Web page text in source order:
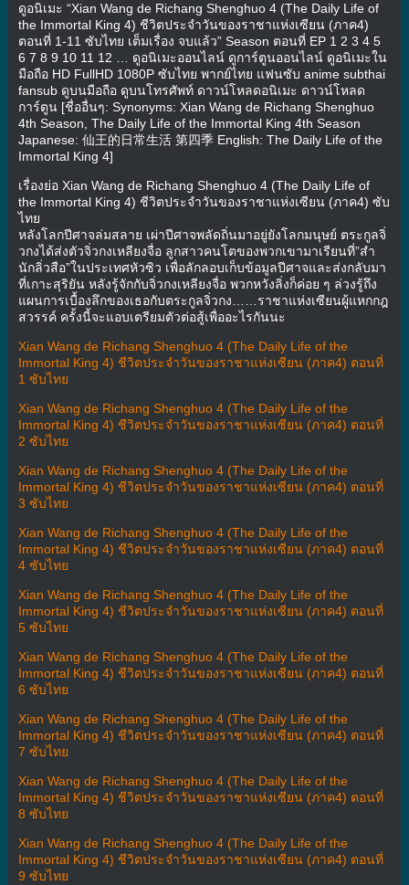
ดูอนิเมะ “Xian Wang de Richang Shenghuo 4 (The Daily Life of
the Immortal King 4) ชีวิตประจำวันของราชาแห่งเซียน (ภาค4)
ตอนที่ 1-11 ซับไทย เต็มเรื่อง จบแล้ว” Season ตอนที่ EP 1 2 3 4 5
6 7 8 9 10 11 12 … ดูอนิเมะออนไลน์ ดูการ์ตูนออนไลน์ ดูอนิเมะใน
มือถือ HD FullHD 1080P ซับไทย พากย์ไทย แฟนซับ anime subthai
fansub ดูบนมือถือ ดูบนโทรศัพท์ ดาวน์โหลดอนิเมะ ดาวน์โหลด
การ์ตูน [ชื่ออื่นๆ: Synonyms: Xian Wang de Richang Shenghuo
4th Season, The Daily Life of the Immortal King 4th Season
Japanese: 仙王的日常生活 第四季 English: The Daily Life of the
Immortal King 4]
เรื่องย่อ Xian Wang de Richang Shenghuo 4 (The Daily Life of
the Immortal King 4) ชีวิตประจำวันของราชาแห่งเซียน (ภาค4) ซับ
ไทย
หลังโลกปีศาจล่มสลาย เผ่าปีศาจพลัดถิ่นมาอยู่ยังโลกมนุษย์ ตระกูลจิ่
วกงได้ส่งตัวจิ่วกงเหลียงจื่อ ลูกสาวคนโตของพวกเขามาเรียนที่”สำ
นักลิ่วสือ”ในประเทศหัวซิว เพื่อลักลอบเก็บข้อมูลปีศาจและส่งกลับมา
ที่เกาะสุริยัน หลังรู้จักกับจิ่วกงเหลียงจื่อ พวกหวังลิ่งก็ค่อย ๆ ล่วงรู้ถึง
แผนการเบื้องลึกของเธอกับตระกูลจิ่วกง……ราชาแห่งเซียนผู้แหกกฎ
สวรรค์ ครั้งนี้จะแอบเตรียมตัวต่อสู้เพื่ออะไรกันนะ
Xian Wang de Richang Shenghuo 4 (The Daily Life of the
Immortal King 4) ชีวิตประจำวันของราชาแห่งเซียน (ภาค4) ตอนที่
1 ซับไทย
Xian Wang de Richang Shenghuo 4 (The Daily Life of the
Immortal King 4) ชีวิตประจำวันของราชาแห่งเซียน (ภาค4) ตอนที่
2 ซับไทย
Xian Wang de Richang Shenghuo 4 (The Daily Life of the
Immortal King 4) ชีวิตประจำวันของราชาแห่งเซียน (ภาค4) ตอนที่
3 ซับไทย
Xian Wang de Richang Shenghuo 4 (The Daily Life of the
Immortal King 4) ชีวิตประจำวันของราชาแห่งเซียน (ภาค4) ตอนที่
4 ซับไทย
Xian Wang de Richang Shenghuo 4 (The Daily Life of the
Immortal King 4) ชีวิตประจำวันของราชาแห่งเซียน (ภาค4) ตอนที่
5 ซับไทย
Xian Wang de Richang Shenghuo 4 (The Daily Life of the
Immortal King 4) ชีวิตประจำวันของราชาแห่งเซียน (ภาค4) ตอนที่
6 ซับไทย
Xian Wang de Richang Shenghuo 4 (The Daily Life of the
Immortal King 4) ชีวิตประจำวันของราชาแห่งเซียน (ภาค4) ตอนที่
7 ซับไทย
Xian Wang de Richang Shenghuo 4 (The Daily Life of the
Immortal King 4) ชีวิตประจำวันของราชาแห่งเซียน (ภาค4) ตอนที่
8 ซับไทย
Xian Wang de Richang Shenghuo 4 (The Daily Life of the
Immortal King 4) ชีวิตประจำวันของราชาแห่งเซียน (ภาค4) ตอนที่
9 ซับไทย